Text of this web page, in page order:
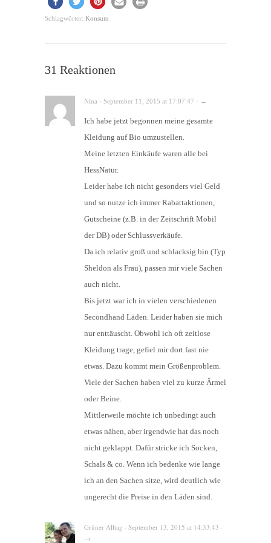
Schlagwörter: Konsum
31 Reaktionen
Nina · September 11, 2015 at 17:07:47 · →
Ich habe jetzt begonnen meine gesamte
Kleidung auf Bio umzustellen.
Meine letzten Einkäufe waren alle bei
HessNatur.
Leider habe ich nicht gesonders viel Geld
und so nutze ich immer Rabattaktionen,
Gutscheine (z.B. in der Zeitschrift Mobil
der DB) oder Schlussverkäufe.
Da ich relativ groß und schlacksig bin (Typ
Sheldon als Frau), passen mir viele Sachen
auch nicht.
Bis jetzt war ich in vielen verschiedenen
Secondhand Läden. Leider haben sie mich
nur enttäuscht. Obwohl ich oft zeitlose
Kleidung trage, gefiel mir dort fast nie
etwas. Dazu kommt mein Größenproblem.
Viele der Sachen haben viel zu kurze Ärmel
oder Beine.
Mittlerweile möchte ich unbedingt auch
etwas nähen, aber irgendwie hat das noch
nicht geklappt. Dafür stricke ich Socken,
Schals & co. Wenn ich bedenke wie lange
ich an den Sachen sitze, wird deutlich wie
ungerecht die Preise in den Läden sind.
Grüner Alltag · September 13, 2015 at 14:33:43 ·
→